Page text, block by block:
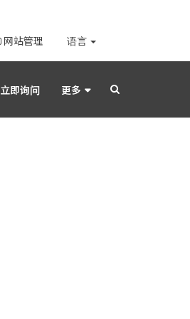
网站管理 语言
立即询问 更多